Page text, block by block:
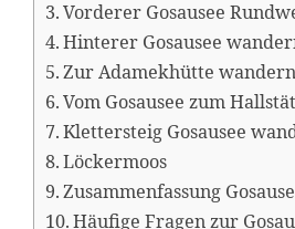
Vorderer Gosausee
Hinterer Gosausee
Zur Adamekhütte
Vom Gosausee zum
Klettersteig Gosausee
Löckermoos
Zusammenfassung
Häufige Fragen zur